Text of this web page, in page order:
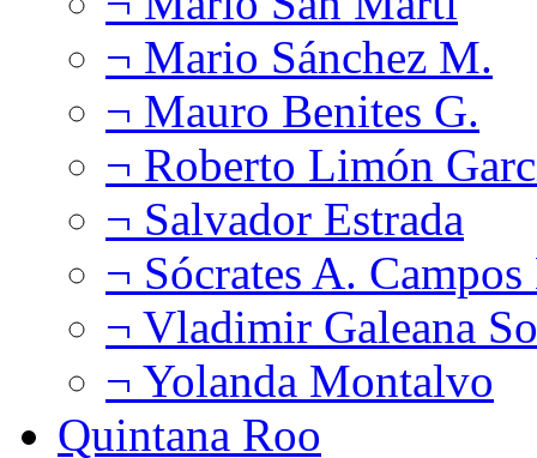
¬ Mario Sánchez M.
¬ Mauro Benites G.
¬ Roberto Limón
¬ Salvador Estrada
¬ Sócrates A.
¬ Vladimir Galeana
¬ Yolanda Montalvo
Quintana Roo